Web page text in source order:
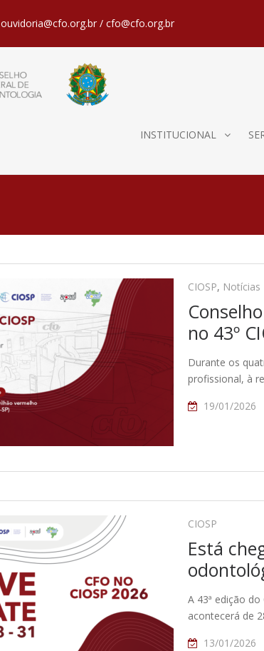
ouvidoria@cfo.org.br / cfo@cfo.org.br
INSTITUCIONAL
CIOSP, Notícias
no 43º
Durante os
profissional, à
19/01/2026
CIOSP
Está
A 43ª edição
acontecerá de
13/01/2026